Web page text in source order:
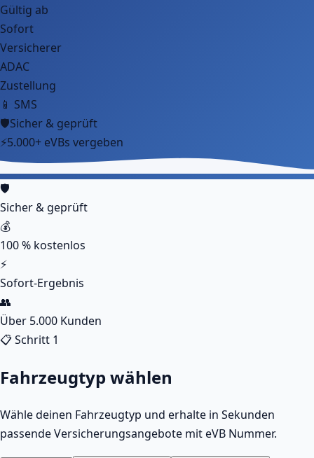
Gültig ab
Sofort
Versicherer
ADAC
Zustellung
📱 SMS
🛡️Sicher & geprüft
⚡5.000+ eVBs vergeben
🛡️
Sicher & geprüft
💰
100 % kostenlos
⚡
Sofort-Ergebnis
👥
Über 5.000 Kunden
📋 Schritt 1
Fahrzeugtyp wählen
Wähle deinen Fahrzeugtyp und erhalte in Sekunden
passende Versicherungsangebote mit eVB Nummer.